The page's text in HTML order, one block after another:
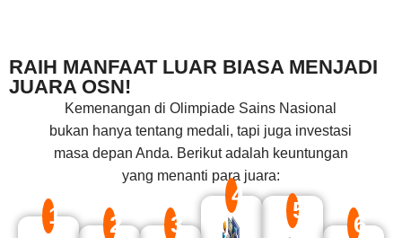
RAIH MANFAAT LUAR BIASA MENJADI
JUARA OSN!
Kemenangan di Olimpiade Sains Nasional
bukan hanya tentang medali, tapi juga investasi
masa depan Anda. Berikut adalah keuntungan
yang menanti para juara:
1 2 3
4
5
6